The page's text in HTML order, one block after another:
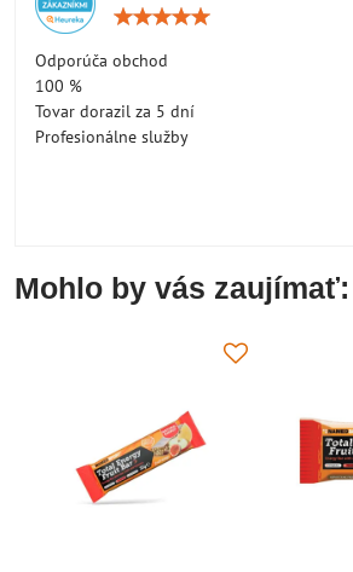
Odporúča obchod
100 %
Tovar dorazil za 5 dní
Profesionálne služby
Mohlo by vás zaujímať: